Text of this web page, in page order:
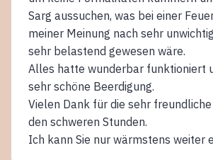
Sarg aussuchen, was bei einer
meiner Meinung nach sehr
sehr belastend gewesen wäre.
Alles hatte wunderbar funktioniert
sehr schöne Beerdigung.
Vielen Dank für die sehr
den schweren Stunden.
Ich kann Sie nur wärmstens weiter